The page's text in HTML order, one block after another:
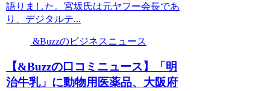
語りました。宮坂氏は元ヤフー会長であ
り、デジタルテ...
&Buzzのビジネスニュース
【&Buzzの口コミニュース】「明
治牛乳」に動物用医薬品、大阪府